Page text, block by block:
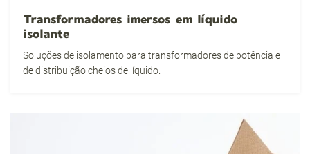
Transformadores imersos em líquido
isolante
Soluções de isolamento para transformadores de potência e
de distribuição cheios de líquido.